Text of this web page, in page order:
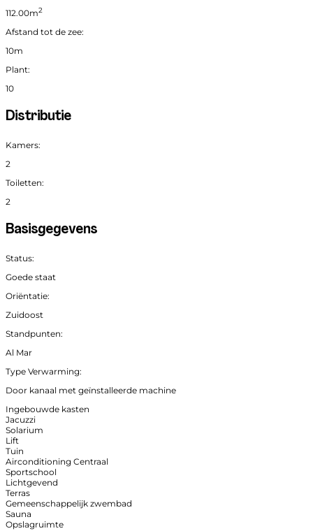
112.00m2
Afstand tot de zee:
10m
Plant:
10
Distributie
Kamers:
2
Toiletten:
2
Basisgegevens
Status:
Goede staat
Oriëntatie:
Zuidoost
Standpunten:
Al Mar
Type Verwarming:
Door kanaal met geïnstalleerde machine
Ingebouwde kasten
Jacuzzi
Solarium
Lift
Tuin
Airconditioning Centraal
Sportschool
Lichtgevend
Terras
Gemeenschappelijk zwembad
Sauna
Opslagruimte